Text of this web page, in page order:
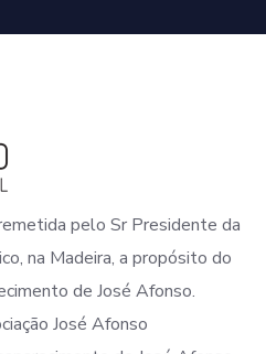
pelo Sr Presidente da
na Madeira, a propósito do
de José Afonso.
José Afonso